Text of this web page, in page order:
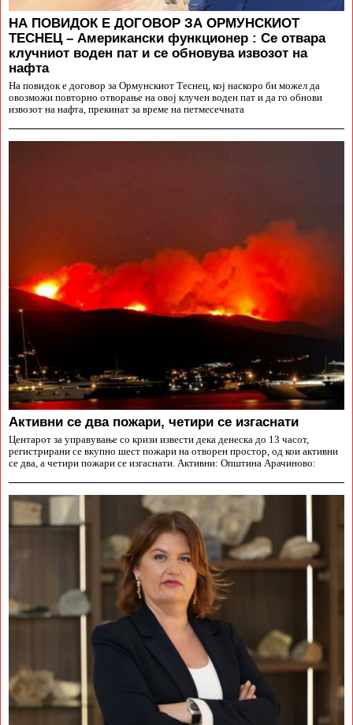
НА ПОВИДОК Е ДОГОВОР ЗА ОРМУНСКИОТ
ТЕСНЕЦ – Американски функционер : Се отвара
клучниот воден пат и се обновува извозот на
нафта
На повидок е договор за Ормунскиот Теснец, кој наскоро би можел да
овозможи повторно отворање на овој клучен воден пат и да го обнови
извозот на нафта, прекинат за време на петмесечната
Aктивни се два пожари, четири се изгаснати
Центарот за управување со кризи извести дека денеска до 13 часот,
регистрирани се вкупно шест пожари на отворен простор, од кои активни
се два, а четири пожари се изгаснати. Активни: Општина Арачиново: